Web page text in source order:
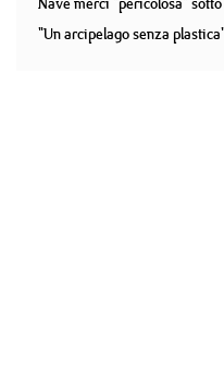
"Un arcipelago senza